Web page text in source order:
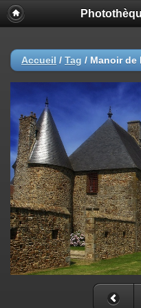
Accueil / Tag / Manoir de